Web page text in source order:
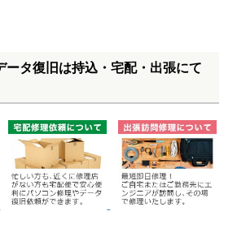
ータ復旧は持込・宅配・出張にて